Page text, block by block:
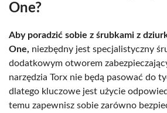
One?
Aby poradzić sobie z śrubkami z
One, niezbędny jest specjalistyczny
dodatkowym otworem
narzędzia Torx nie będą pasować do
dlatego kluczowe jest użycie
temu zapewnisz sobie zarówno